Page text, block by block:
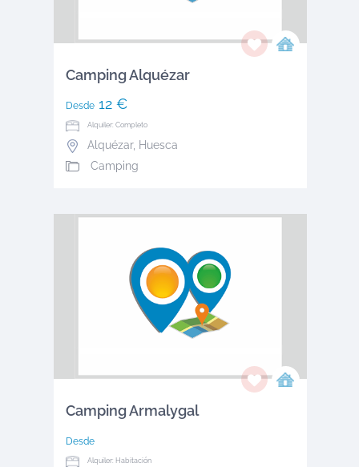
Camping Alquézar
Desde12 €
Alquiler: Completo
Alquézar, Huesca
Camping
Camping Armalygal
Desde
Alquiler: Habitación